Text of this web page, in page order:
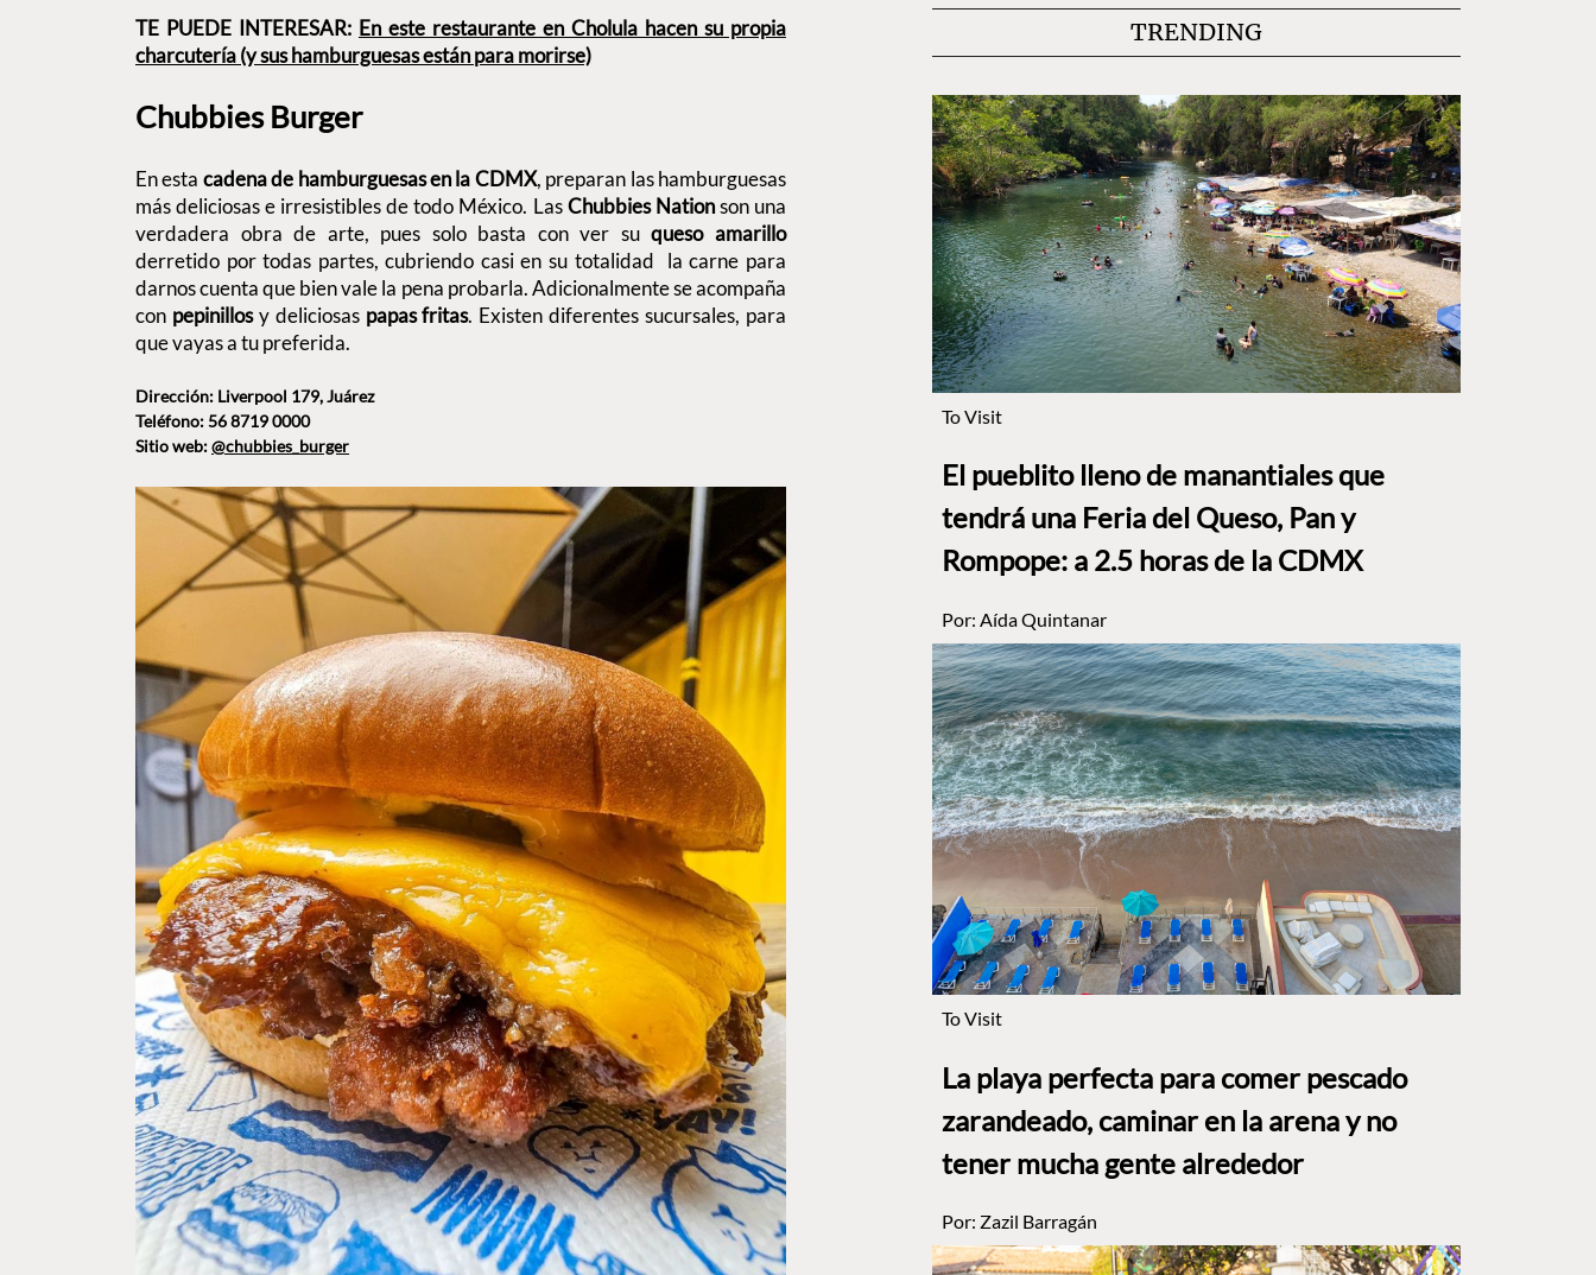
TE PUEDE INTERESAR: En este restaurante en Cholula hacen su propia
charcutería (y sus hamburguesas están para morirse)
Chubbies Burger
En esta cadena de hamburguesas en la CDMX, preparan las hamburguesas
más deliciosas e irresistibles de todo México. LasChubbies Nationson una
verdadera obra de arte, pues solo basta con ver suqueso amarillo
derretido por todas partes, cubriendo casi en su totalidad la carne para
darnos cuenta que bien vale la pena probarla. Adicionalmente se acompaña
con pepinillosy deliciosas papas fritas. Existen diferentes sucursales, para
que vayas a tu preferida.
Dirección: Liverpool 179, Juárez
Teléfono: 56 8719 0000
Sitio web:@chubbies_burger
TRENDING
To Visit
El pueblito lleno de manantiales que
tendrá una Feria del Queso, Pan y
Rompope: a 2.5 horas de la CDMX
Por: Aída Quintanar
To Visit
La playa perfecta para comer pescado
zarandeado, caminar en la arena y no
tener mucha gente alrededor
Por: Zazil Barragán